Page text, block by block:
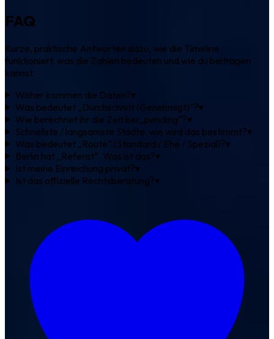
FAQ
Kurze, praktische Antworten dazu, wie die Timeline
funktioniert, was die Zahlen bedeuten und wie du beitragen
kannst.
Woher kommen die Daten?▾
Was bedeutet „Durchschnitt (Genehmigt)“?▾
Wie berechnet ihr die Zeit bei „pending“?▾
Schnellste / langsamste Städte: wie wird das bestimmt?▾
Was bedeutet „Route“ (Standard / Ehe / Spezial)?▾
Berlin hat „Referat“. Was ist das?▾
Ist meine Einreichung privat?▾
Ist das offizielle Rechtsberatung?▾